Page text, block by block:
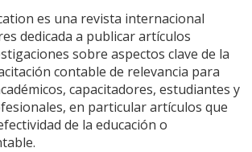
es una revista internacional
dedicada a publicar artículos
sobre aspectos clave de la
contable de relevancia para
capacitadores, estudiantes y
en particular artículos que
de la educación o